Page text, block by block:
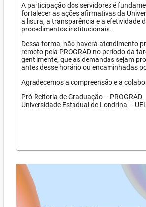
A participação dos servidores é
fortalecer as ações afirmativas da
a lisura, a transparência e a efetividade
procedimentos institucionais.
Dessa forma, não haverá atendimento
remoto pela PROGRAD no período da
gentilmente, que as demandas sejam
antes desse horário ou encaminhadas
Agradecemos a compreensão e a
Pró-Reitoria de Graduação – PROGRAD
Universidade Estadual de Londrina – UEL